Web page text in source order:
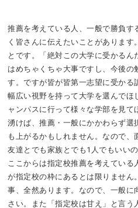
推薦を考えている人、一般で勝負す
く皆さんに伝えたいことがあります
とです。「絶対この大学に受かるん
はめちゃくちゃ大事ですし、今後の
す。ですが皆が皆第一志望に受かる
幅広い視野を持って大学を選んでほ
ャンパスに行って様々な学部を見
湧けば、推薦・一般にかかわらず選
も上がるかもしれません。なので、
友達とでも家族とでも1人でもいい
ここからは指定校推薦を考えてい
が指定校の枠にあるとは限りません
事、全然あります。なので、一般
さい。また「指定校は甘え」と言う